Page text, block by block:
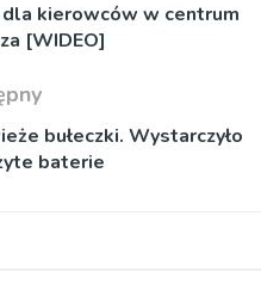
kierowców w centrum
[WIDEO]
bułeczki. Wystarczyło
baterie